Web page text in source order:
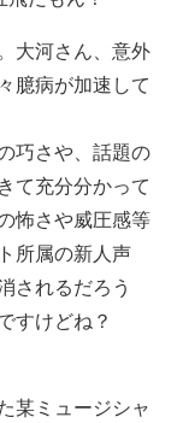
大河さん、意外
臆病が加速して
巧さや、話題の
て充分分かって
怖さや威圧感等
所属の新人声
されるだろう
すけどね？
某ミュージシャ